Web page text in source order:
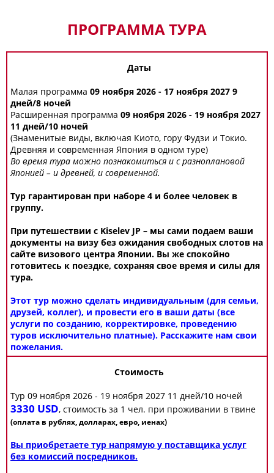
ПРОГРАММА ТУРА
Даты
Малая программа 09 ноября 2026 - 17 ноября 2027 9
дней/8 ночей
Расширенная программа 09 ноября 2026 - 19 ноября 2027
11 дней/10 ночей
(Знаменитые виды, включая Киото, гору Фудзи и Токио.
Древняя и современная Япония в одном туре)
Во время тура можно познакомиться и с разноплановой
Японией – и древней, и современной.
Тур гарантирован при наборе 4 и более человек в
группу.
При путешествии с Kiselev JP – мы сами подаем ваши
документы на визу без ожидания свободных слотов на
сайте визового центра Японии. Вы же спокойно
готовитесь к поездке, сохраняя свое время и силы для
тура.
Этот тур можно сделать индивидуальным (для семьи,
друзей, коллег), и провести его в ваши даты (все
услуги по созданию, корректировке, проведению
туров исключительно платные). Расскажите нам свои
пожелания.
Стоимость
Тур 09 ноября 2026 - 19 ноября 2027 11 дней/10 ночей
3330 USD, стоимость за 1 чел. при проживании в твине
(оплата в рублях, долларах, евро, иенах)
Вы приобретаете тур напрямую у поставщика услуг
без комиссий посредников.